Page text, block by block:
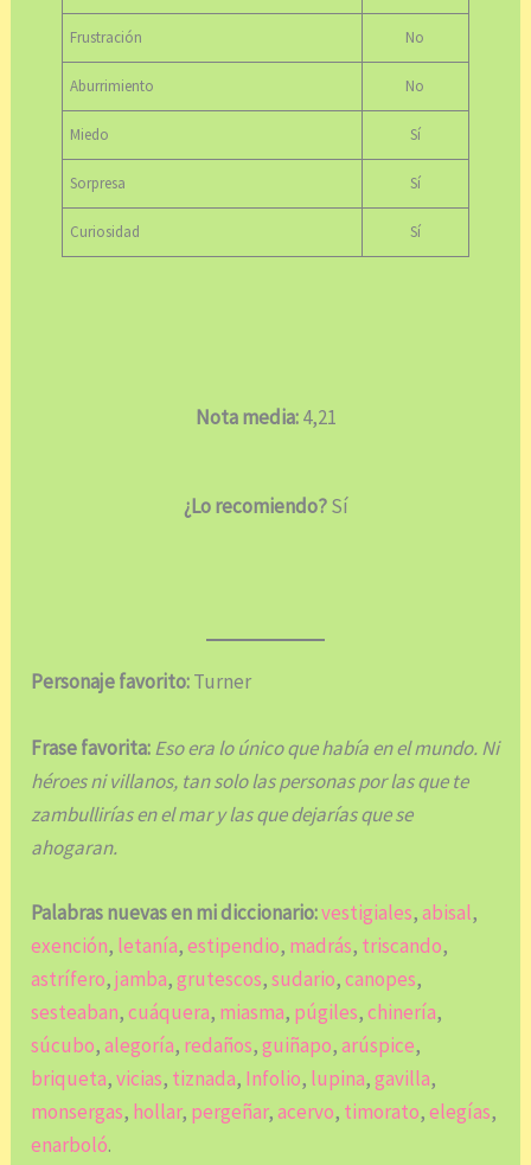
Frustración No
Aburrimiento No
Miedo Sí
Sorpresa Sí
Curiosidad Sí
Nota media:4,21
¿Lo recomiendo?Sí
Personaje favorito:Turner
Frase favorita:Eso era lo único que había en el mundo. Ni
héroes ni villanos, tan solo las personas por las que te
zambullirías en el mar y las que dejarías que se
ahogaran.
Palabras nuevas en mi diccionario:vestigiales,abisal,
exención, letanía,estipendio, madrás, triscando,
astrífero,jamba,grutescos,sudario,canopes,
sesteaban,cuáquera, miasma, púgiles,chinería,
súcubo,alegoría, redaños,guiñapo,arúspice,
briqueta,vicias, tiznada, Infolio, lupina,gavilla,
monsergas, hollar, pergeñar,acervo, timorato,elegías,
enarboló.